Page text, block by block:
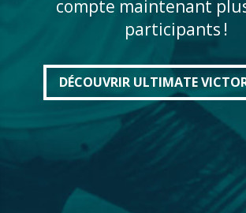
compte maintenant
participants !
DÉCOUVRIR ULTIMATE